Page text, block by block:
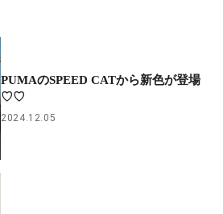
PUMAのSPEED CATから新色が登場
♡♡
2024.12.05